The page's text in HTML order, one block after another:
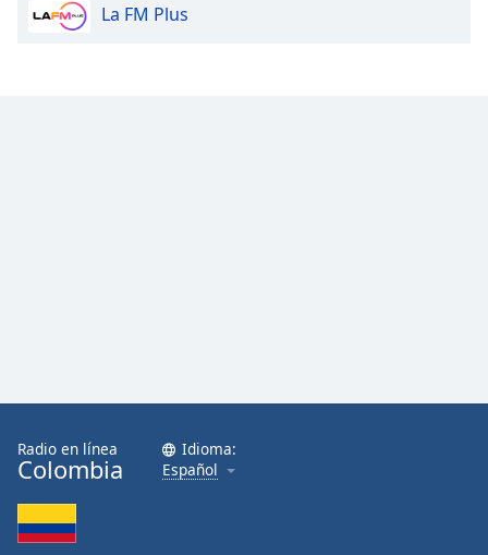
La FM Plus
Radio en línea
Colombia
Idioma:
Español